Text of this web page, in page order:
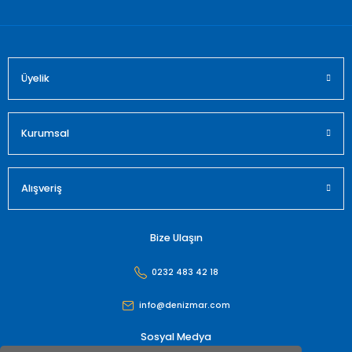
Üyelik
Kurumsal
Alışveriş
Bize Ulaşın
0232 483 42 18
info@denizmar.com
Sosyal Medya